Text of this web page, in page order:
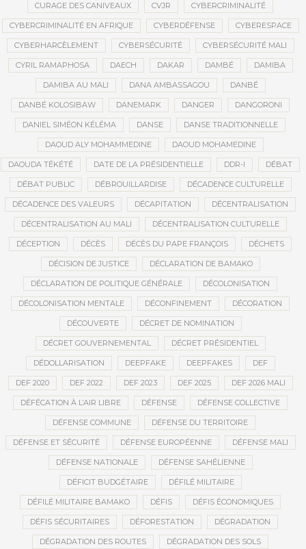
CURAGE DES CANIVEAUX CVJR CYBERCRIMINALITÉ
CYBERCRIMINALITÉ EN AFRIQUE CYBERDÉFENSE CYBERESPACE
CYBERHARCÈLEMENT CYBERSÉCURITÉ CYBERSÉCURITÉ MALI
CYRIL RAMAPHOSA DAECH DAKAR DAMBÉ DAMIBA
DAMIBA AU MALI DANA AMBASSAGOU DANBÉ
DANBÉ KOLOSIBAW DANEMARK DANGER DANGORONI
DANIEL SIMÉON KÉLÉMA DANSE DANSE TRADITIONNELLE
DAOUD ALY MOHAMMEDINE DAOUD MOHAMEDINE
DAOUDA TÉKÉTÉ DATE DE LA PRÉSIDENTIELLE DDR-I DÉBAT
DÉBAT PUBLIC DÉBROUILLARDISE DÉCADENCE CULTURELLE
DÉCADENCE DES VALEURS DÉCAPITATION DÉCENTRALISATION
DÉCENTRALISATION AU MALI DÉCENTRALISATION CULTURELLE
DÉCEPTION DÉCÈS DÉCÈS DU PAPE FRANÇOIS DÉCHETS
DÉCISION DE JUSTICE DÉCLARATION DE BAMAKO
DÉCLARATION DE POLITIQUE GÉNÉRALE DÉCOLONISATION
DÉCOLONISATION MENTALE DÉCONFINEMENT DÉCORATION
DÉCOUVERTE DÉCRET DE NOMINATION
DÉCRET GOUVERNEMENTAL DÉCRET PRÉSIDENTIEL
DÉDOLLARISATION DEEPFAKE DEEPFAKES DEF
DEF 2020 DEF 2022 DEF 2023 DEF 2025 DEF 2026 MALI
DÉFÉCATION À L’AIR LIBRE DÉFENSE DÉFENSE COLLECTIVE
DÉFENSE COMMUNE DÉFENSE DU TERRITOIRE
DÉFENSE ET SÉCURITÉ DÉFENSE EUROPÉENNE DÉFENSE MALI
DÉFENSE NATIONALE DÉFENSE SAHÉLIENNE
DÉFICIT BUDGÉTAIRE DÉFILÉ MILITAIRE
DÉFILÉ MILITAIRE BAMAKO DÉFIS DÉFIS ÉCONOMIQUES
DÉFIS SÉCURITAIRES DÉFORESTATION DÉGRADATION
DÉGRADATION DES ROUTES DÉGRADATION DES SOLS